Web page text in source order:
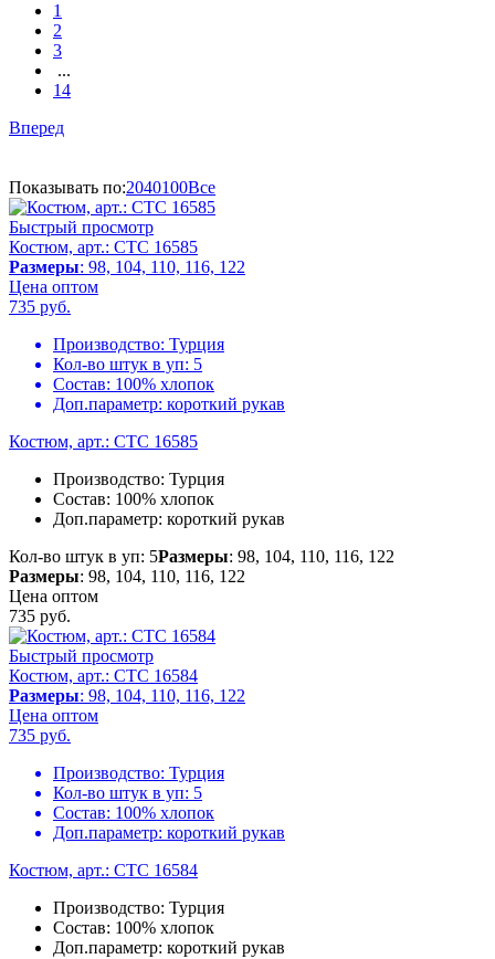
1
2
3
...
14
Вперед
Показывать по:2040100Все
Быстрый просмотр
Костюм, арт.: CTC 16585
Размеры: 98, 104, 110, 116, 122
Цена оптом
735 руб.
Производство: Турция
Кол-во штук в уп: 5
Состав: 100% хлопок
Доп.параметр: короткий рукав
Костюм, арт.: CTC 16585
Производство: Турция
Состав: 100% хлопок
Доп.параметр: короткий рукав
Кол-во штук в уп: 5Размеры: 98, 104, 110, 116, 122
Размеры: 98, 104, 110, 116, 122
Цена оптом
735 руб.
Быстрый просмотр
Костюм, арт.: CTC 16584
Размеры: 98, 104, 110, 116, 122
Цена оптом
735 руб.
Производство: Турция
Кол-во штук в уп: 5
Состав: 100% хлопок
Доп.параметр: короткий рукав
Костюм, арт.: CTC 16584
Производство: Турция
Состав: 100% хлопок
Доп.параметр: короткий рукав